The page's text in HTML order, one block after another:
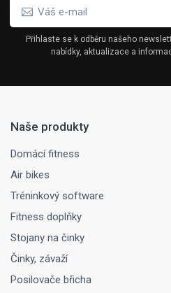
Přihlaste se k odběru našeho
nabídky, aktualizace a
Naše produkty
Domácí fitness
Air bikes
Tréninkový software
Fitness doplňky
Stojany na činky
Činky, závaží
Posilovače břicha